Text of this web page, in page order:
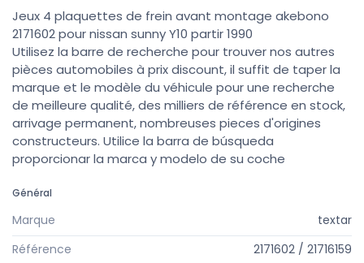
Jeux 4 plaquettes de frein avant montage akebono
2171602 pour nissan sunny Y10 partir 1990
Utilisez la barre de recherche pour trouver nos autres
pièces automobiles à prix discount, il suffit de taper la
marque et le modèle du véhicule pour une recherche
de meilleure qualité, des milliers de référence en stock,
arrivage permanent, nombreuses pieces d'origines
constructeurs. Utilice la barra de búsqueda
proporcionar la marca y modelo de su coche
Général
Marque
textar
Référence
2171602 / 21716159